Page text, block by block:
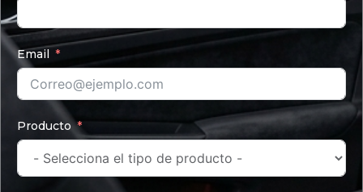
Email
Producto